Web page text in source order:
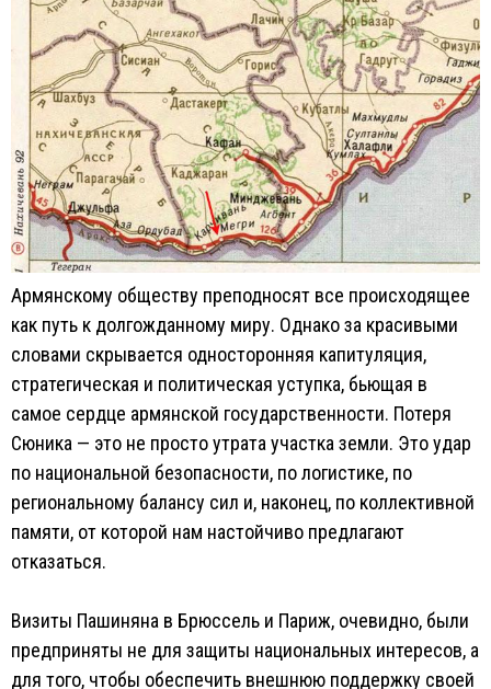
Армянскому обществу преподносят все происходящее
как путь к долгожданному миру. Однако за красивыми
словами скрывается односторонняя капитуляция,
стратегическая и политическая уступка, бьющая в
самое сердце армянской государственности. Потеря
Сюника — это не просто утрата участка земли. Это удар
по национальной безопасности, по логистике, по
региональному балансу сил и, наконец, по коллективной
памяти, от которой нам настойчиво предлагают
отказаться.
Визиты Пашиняна в Брюссель и Париж, очевидно, были
предприняты не для защиты национальных интересов, а
для того, чтобы обеспечить внешнюю поддержку своей